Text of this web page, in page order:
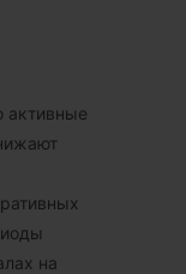
активные
на